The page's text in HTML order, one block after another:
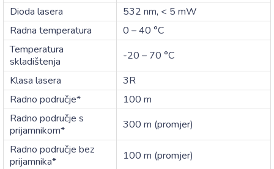
Dioda lasera
532 nm, < 5 mW
Radna temperatura
0 – 40 °C
Temperatura
skladištenja
-20 – 70 °C
Klasa lasera
3R
Radno područje*
100 m
Radno područje s
prijamnikom*
300 m (promjer)
Radno područje bez
prijamnika*
100 m (promjer)